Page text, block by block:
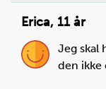
Erica, 11 år
Jeg skal
den ikke